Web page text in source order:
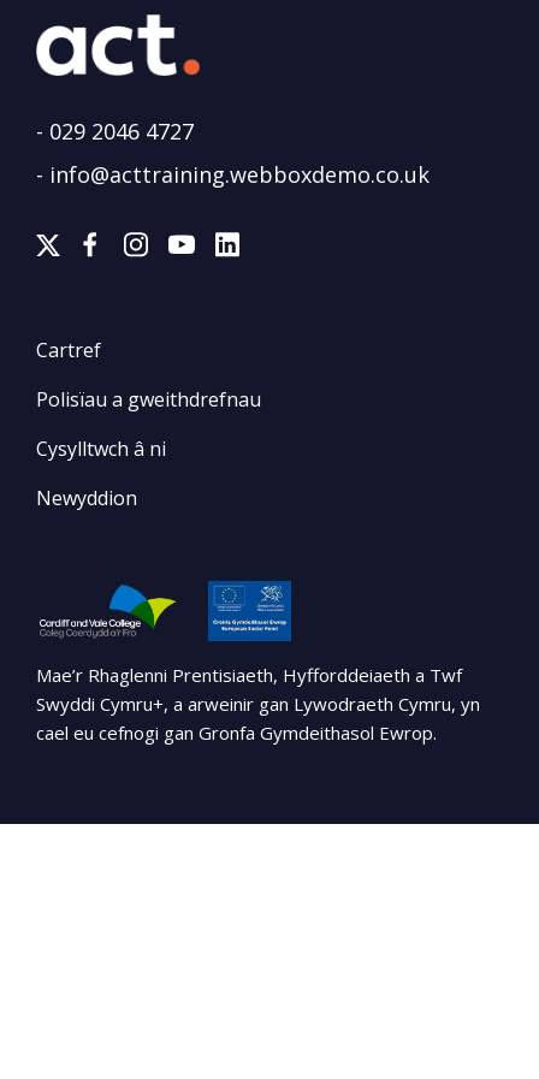
- 029 2046 4727
- info@acttraining.webboxdemo.co.uk
Cartref
Polisïau a gweithdrefnau
Cysylltwch â ni
Newyddion
Mae’r Rhaglenni Prentisiaeth, Hyfforddeiaeth a Twf
Swyddi Cymru+, a arweinir gan Lywodraeth Cymru, yn
cael eu cefnogi gan Gronfa Gymdeithasol Ewrop.